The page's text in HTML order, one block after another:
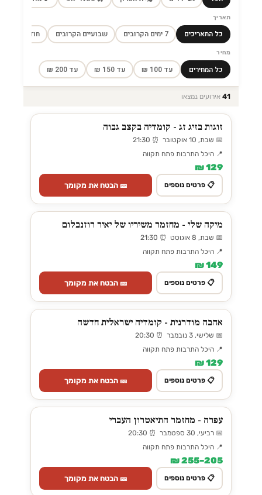
תאריך
כל התאריכים 7 ימים הקרובים שבועיים הקרובים חודש הקרוב
מחיר
כל המחירים עד 100 ₪ עד 150 ₪ עד 200 ₪
41 אירועים נמצאו
זוגות בזיג זג - קומדיה בקצב גבוה
📅 שבת, 10 אוקטובר ⏰ 21:30
📍 היכל התרבות פתח תקווה
129 ₪
📋 פרטים נוספים 🎫 הבטח את מקומך
מיקה שלי - מחזמר משיריו של יאיר רוזנבלום
📅 שבת, 8 אוגוסט ⏰ 21:30
📍 היכל התרבות פתח תקווה
149 ₪
📋 פרטים נוספים 🎫 הבטח את מקומך
אהבה מודרנית - קומדיה ישראלית חדשה
📅 שלישי, 3 נובמבר ⏰ 20:30
📍 היכל התרבות פתח תקווה
129 ₪
📋 פרטים נוספים 🎫 הבטח את מקומך
עפרה - מחזמר התיאטרון העברי
📅 רביעי, 30 ספטמבר ⏰ 20:30
📍 היכל התרבות פתח תקווה
205–255 ₪
📋 פרטים נוספים 🎫 הבטח את מקומך